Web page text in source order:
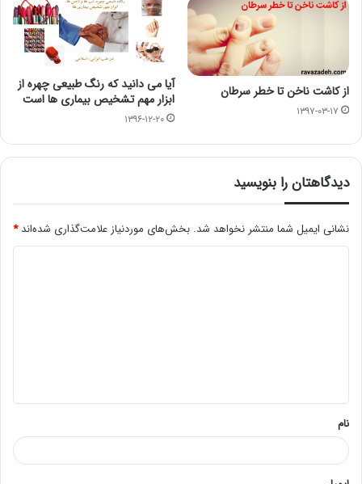
از کاشت ناخن تا خطر سرطان
۱۳۹۷-۰۳-۱۷
آیا می دانید که رنگ طبیعی چهره از
ابزار مهم تشخیص بیماری ها است
۱۳۹۶-۱۲-۲۰
دیدگاهتان را بنویسید
نشانی ایمیل شما منتشر نخواهد شد. بخش‌های موردنیاز علامت‌گذاری شده‌اند*
*
نام